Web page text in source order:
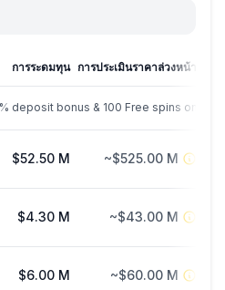
การระดมทุน การประเมินราคาล่วงหน้า
deposit bonus & 100 Free spins on sign
$52.50 M ~$525.00 M
$4.30 M ~$43.00 M
$6.00 M ~$60.00 M